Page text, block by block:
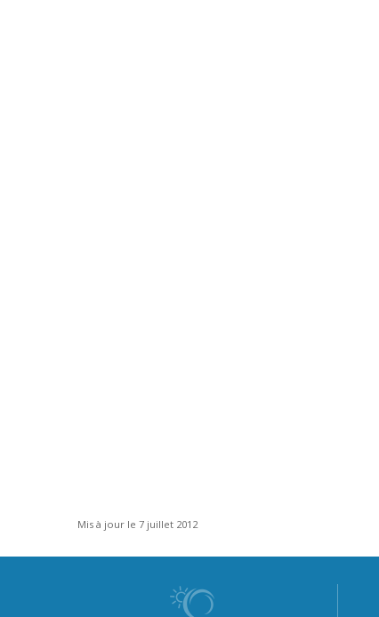
Mis à jour le 7 juillet 2012